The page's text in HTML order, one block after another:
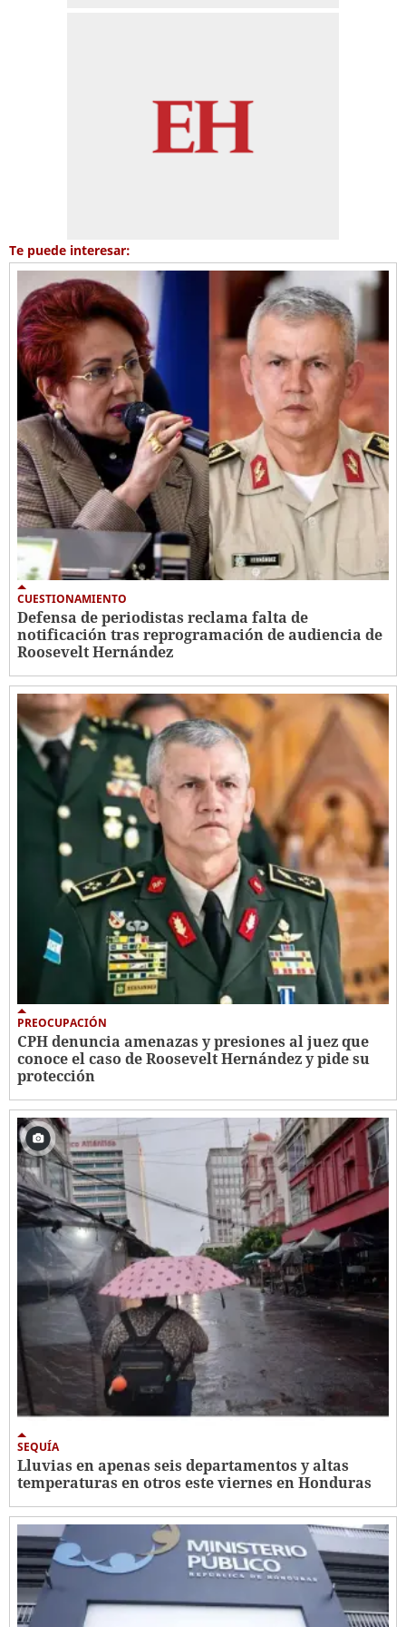
Te puede interesar:
CUESTIONAMIENTO
Defensa de periodistas reclama falta de
notificación tras reprogramación de audiencia de
Roosevelt Hernández
PREOCUPACIÓN
CPH denuncia amenazas y presiones al juez que
conoce el caso de Roosevelt Hernández y pide su
protección
SEQUÍA
Lluvias en apenas seis departamentos y altas
temperaturas en otros este viernes en Honduras